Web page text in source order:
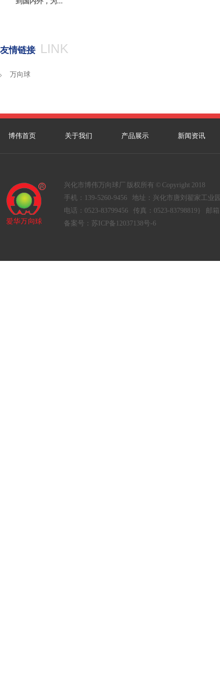
友情链接 LINK
万向球
博伟首页 关于我们 产品展示 新闻资讯
兴化市博伟万向球厂 版权所有 © Copyright 2018
手机：139-5260-9456 地址：兴化市唐刘翟家工业
电话：0523-83799456 传真：0523-83798819} 邮箱
备案号： 苏ICP备12037138号-6